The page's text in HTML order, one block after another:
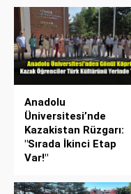
Anadolu
Üniversitesi’nde
Kazakistan Rüzgarı:
"Sırada İkinci Etap
Var!"